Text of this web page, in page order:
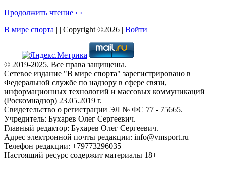
Продолжить чтение › ›
В мире спорта | | Copyright ©2026 | Войти
© 2019-2025. Все права защищены.
Сетевое издание "В мире спорта" зарегистрировано в
Федеральной службе по надзору в сфере связи,
информационных технологий и массовых коммуникаций
(Роскомнадзор) 23.05.2019 г.
Свидетельство о регистрации ЭЛ № ФС 77 - 75665.
Учредитель: Бухарев Олег Сергеевич.
Главный редактор: Бухарев Олег Сергеевич.
Адрес электронной почты редакции: info@vmsport.ru
Телефон редакции: +79773296035
Настоящий ресурс содержит материалы 18+